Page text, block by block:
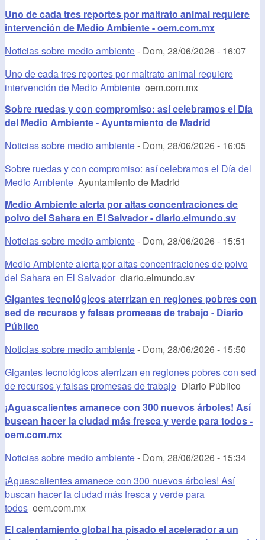
Uno de cada tres reportes por maltrato animal requiere
intervención de Medio Ambiente - oem.com.mx
Noticias sobre medio ambiente- Dom, 28/06/2026 - 16:07
Uno de cada tres reportes por maltrato animal requiere
intervención de Medio Ambiente oem.com.mx
Sobre ruedas y con compromiso: así celebramos el Día
del Medio Ambiente - Ayuntamiento de Madrid
Noticias sobre medio ambiente- Dom, 28/06/2026 - 16:05
Sobre ruedas y con compromiso: así celebramos el Día del
Medio Ambiente Ayuntamiento de Madrid
Medio Ambiente alerta por altas concentraciones de
polvo del Sahara en El Salvador - diario.elmundo.sv
Noticias sobre medio ambiente- Dom, 28/06/2026 - 15:51
Medio Ambiente alerta por altas concentraciones de polvo
del Sahara en El Salvador diario.elmundo.sv
Gigantes tecnológicos aterrizan en regiones pobres con
sed de recursos y falsas promesas de trabajo - Diario
Público
Noticias sobre medio ambiente- Dom, 28/06/2026 - 15:50
Gigantes tecnológicos aterrizan en regiones pobres con sed
de recursos y falsas promesas de trabajo Diario Público
¡Aguascalientes amanece con 300 nuevos árboles! Así
buscan hacer la ciudad más fresca y verde para todos -
oem.com.mx
Noticias sobre medio ambiente- Dom, 28/06/2026 - 15:34
¡Aguascalientes amanece con 300 nuevos árboles! Así
buscan hacer la ciudad más fresca y verde para
todos oem.com.mx
El calentamiento global ha pisado el acelerador a un